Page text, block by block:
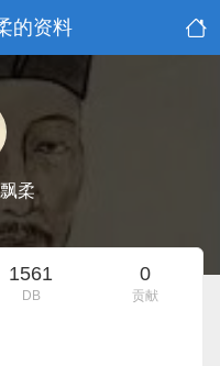
的资料
柔
1561
DB
0
贡献